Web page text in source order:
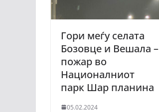
Гори меѓу селата
Бозовце и Вешала –
пожар во
Националниот
парк Шар планина
05.02.2024